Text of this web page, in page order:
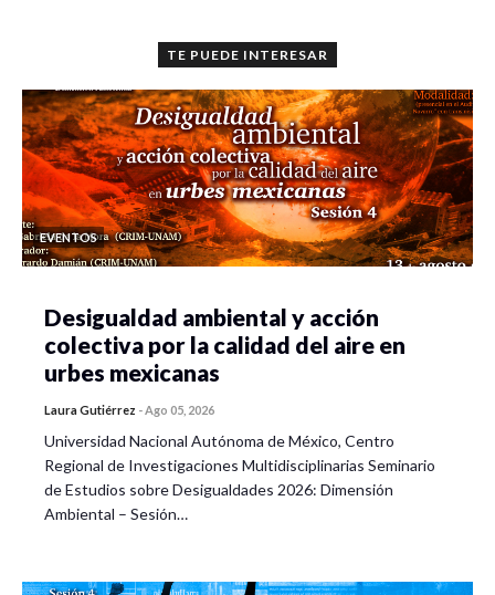
TE PUEDE INTERESAR
EVENTOS
Desigualdad ambiental y acción
colectiva por la calidad del aire en
urbes mexicanas
Laura Gutiérrez -Ago 05, 2026
Universidad Nacional Autónoma de México, Centro
Regional de Investigaciones Multidisciplinarias Seminario
de Estudios sobre Desigualdades 2026: Dimensión
Ambiental – Sesión…